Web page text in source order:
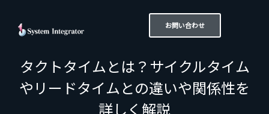
お問い合わせ
タクトタイムとは？サイクルタイム
やリードタイムとの違いや関係性を
詳しく解説